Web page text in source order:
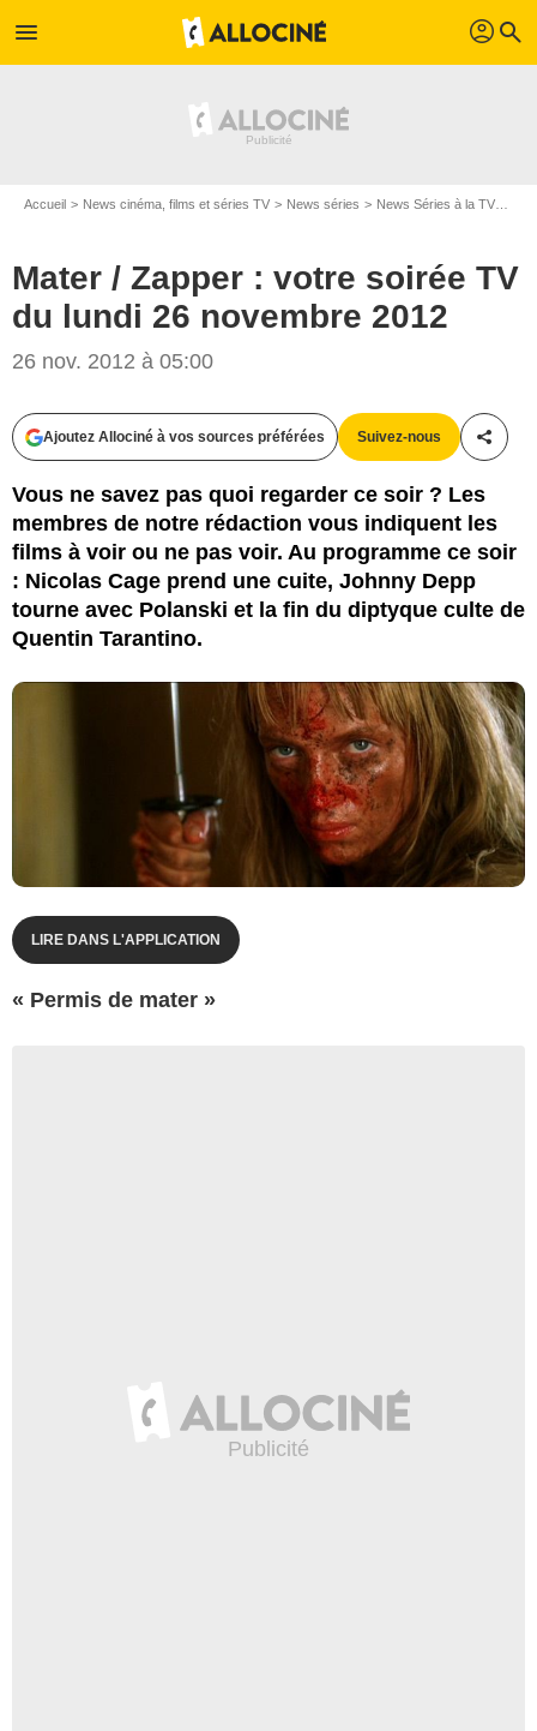
menu profil search
Accueil News cinéma, films et séries TV News séries News Séries à la TV
Mater / Zapper : votre soirée TV
du lundi 26 novembre 2012
26 nov. 2012 à 05:00
Ajoutez Allociné à vos sources préférées Suivez-nous
Vous ne savez pas quoi regarder ce soir ? Les
membres de notre rédaction vous indiquent les
films à voir ou ne pas voir. Au programme ce soir
: Nicolas Cage prend une cuite, Johnny Depp
tourne avec Polanski et la fin du diptyque culte de
Quentin Tarantino.
LIRE DANS L'APPLICATION
« Permis de mater »